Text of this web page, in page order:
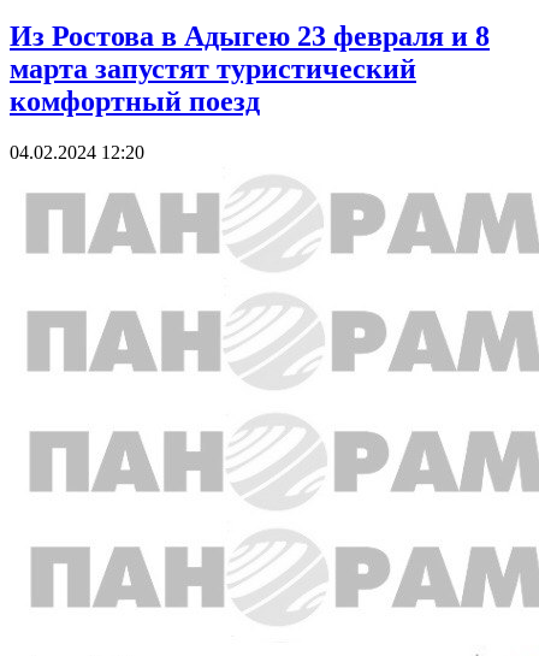
Из Ростова в Адыгею 23 февраля и 8
марта запустят туристический
комфортный поезд
04.02.2024 12:20